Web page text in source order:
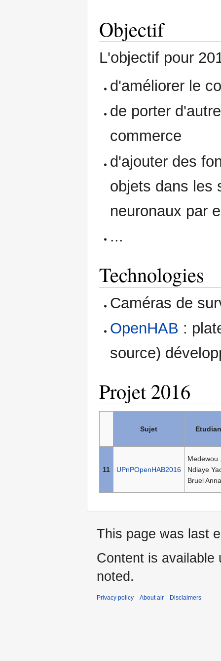
Objectif
L'objectif pour
d'améliorer le
de porter
commerce
d'ajouter des
objets dans les
neuronaux par
...
Technologies
Caméras de
OpenHAB :
source)
Projet 2016
Sujet
11 UPnPOpenHAB2016
Medewou
Ndiaye
Bruel Anna
This page was last
Content is available
noted.
Privacy policy About air Disclaimers